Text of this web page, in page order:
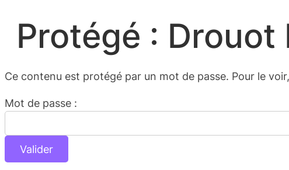
Protégé : Drouot
Ce contenu est protégé par un mot de passe. Pour le
Mot de passe :